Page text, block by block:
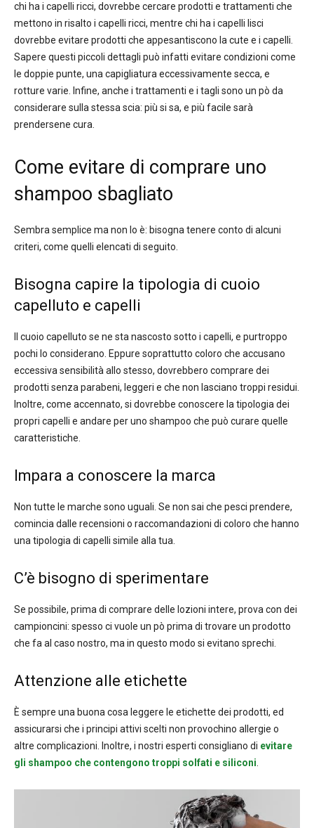
chi ha i capelli ricci, dovrebbe cercare prodotti e trattamenti che
mettono in risalto i capelli ricci, mentre chi ha i capelli lisci
dovrebbe evitare prodotti che appesantiscono la cute e i capelli.
Sapere questi piccoli dettagli può infatti evitare condizioni come
le doppie punte, una capigliatura eccessivamente secca, e
rotture varie. Infine, anche i trattamenti e i tagli sono un pò da
considerare sulla stessa scia: più si sa, e più facile sarà
prendersene cura.
Come evitare di comprare uno
shampoo sbagliato
Sembra semplice ma non lo è: bisogna tenere conto di alcuni
criteri, come quelli elencati di seguito.
Bisogna capire la tipologia di cuoio
capelluto e capelli
Il cuoio capelluto se ne sta nascosto sotto i capelli, e purtroppo
pochi lo considerano. Eppure soprattutto coloro che accusano
eccessiva sensibilità allo stesso, dovrebbero comprare dei
prodotti senza parabeni, leggeri e che non lasciano troppi residui.
Inoltre, come accennato, si dovrebbe conoscere la tipologia dei
propri capelli e andare per uno shampoo che può curare quelle
caratteristiche.
Impara a conoscere la marca
Non tutte le marche sono uguali. Se non sai che pesci prendere,
comincia dalle recensioni o raccomandazioni di coloro che hanno
una tipologia di capelli simile alla tua.
C’è bisogno di sperimentare
Se possibile, prima di comprare delle lozioni intere, prova con dei
campioncini: spesso ci vuole un pò prima di trovare un prodotto
che fa al caso nostro, ma in questo modo si evitano sprechi.
Attenzione alle etichette
È sempre una buona cosa leggere le etichette dei prodotti, ed
assicurarsi che i principi attivi scelti non provochino allergie o
altre complicazioni. Inoltre, i nostri esperti consigliano di evitare
gli shampoo che contengono troppi solfati e siliconi.